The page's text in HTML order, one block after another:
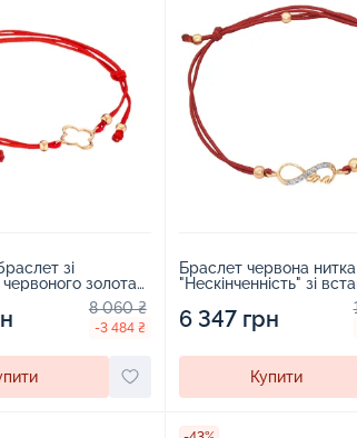
зі
золота
8 060 ₴
-3 484 ₴
Браслет червона нитка
"Нескінченність" зі
червоного золота з
1562141
6 347 грн
Купити